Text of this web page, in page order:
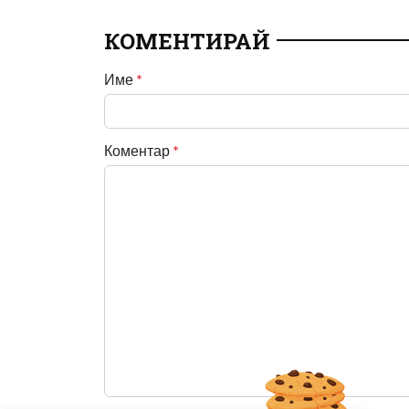
КОМЕНТИРАЙ
Име *
Коментар *